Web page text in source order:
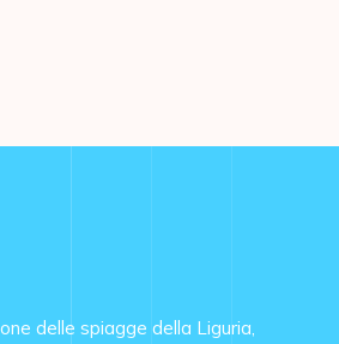
delle spiagge della Liguria,